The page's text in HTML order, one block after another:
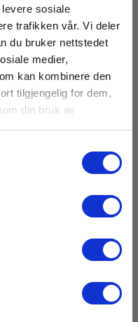
sosiale
trafikken vår. Vi deler
du bruker nettstedet
medier,
kan kombinere den
tilgjengelig for dem,
din bruk av